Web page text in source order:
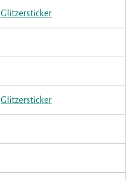
Glitzersticker
Glitzersticker